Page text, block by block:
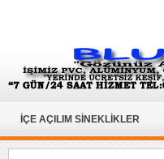
İÇE AÇILIM SİNEKLİKLER